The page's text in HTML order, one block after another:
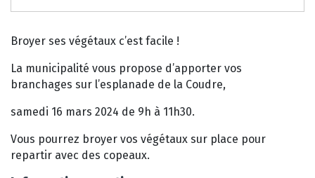
Broyer ses végétaux c’est facile !
La municipalité vous propose d’apporter vos
branchages sur l’esplanade de la Coudre,
samedi 16 mars 2024 de 9h à 11h30.
Vous pourrez broyer vos végétaux sur place pour
repartir avec des copeaux.